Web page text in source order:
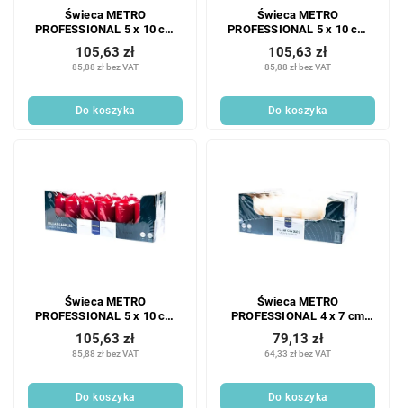
Świeca METRO
PROFESSIONAL 5 x 10 cm
kość słoniowa 12 szt.
85,88 zł bez VAT
105,63 zł
Do koszyka
Świeca METRO
PROFESSIONAL 5 x 10 cm
biała 12 szt.
85,88 zł bez VAT
105,63 zł
Do koszyka
Świeca METRO
PROFESSIONAL 5 x 10 cm
bordowa 12 szt.
85,88 zł bez VAT
105,63 zł
Do koszyka
Świeca METRO
PROFESSIONAL 4 x 7 cm
kość słoniowa 20 szt.
64,33 zł bez VAT
79,13 zł
Do koszyka